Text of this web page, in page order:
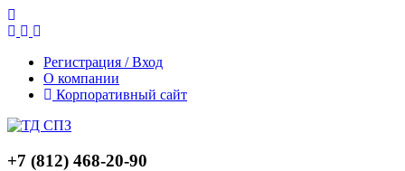
Регистрация / Вход
О компании
Корпоративный сайт
+7 (812) 468-20-90